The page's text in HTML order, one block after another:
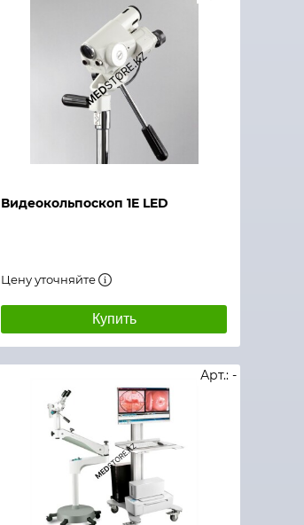
Видеокольпоскоп 1E LED
Цену уточняйте
Купить
Арт.: -